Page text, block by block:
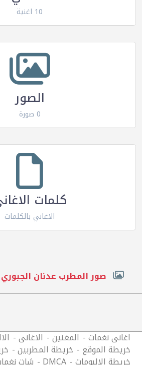
10 اغنية
الصور
0 صورة
كلمات
الاغاني بالكلمات
صور المطرب عدنان الجبوري
اغانى نغمات المغنين الاغانى
خريطة الموقع خريطة المطربين
خريطة الالبومات DMCA شات